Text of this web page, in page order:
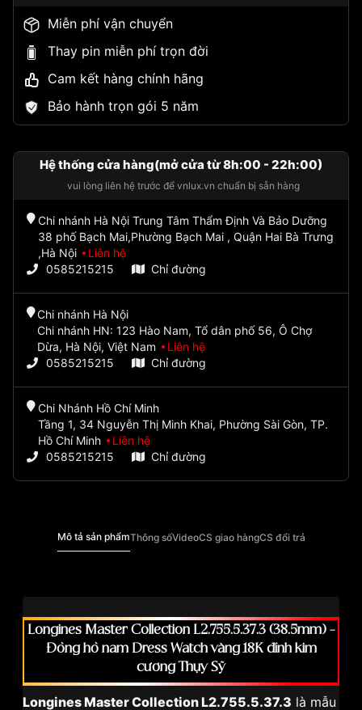
Miễn phí vận chuyển
Thay pin miễn phí trọn đời
Cam kết hàng chính hãng
Bảo hành trọn gói 5 năm
Hệ thống cửa hàng(mở cửa từ 8h:00 - 22h:00)
vui lòng liên hệ trước để vnlux.vn chuẩn bị sẵn hàng
Chi nhánh Hà Nội Trung Tâm Thẩm Định Và Bảo Dưỡng
38 phố Bạch Mai,Phường Bạch Mai , Quận Hai Bà Trưng
,Hà Nội
Liên hệ
0585215215
Chỉ đường
Chi nhánh Hà Nội
Chi nhánh HN: 123 Hào Nam, Tổ dân phố 56, Ô Chợ
Dừa, Hà Nội, Việt Nam
Liên hệ
0585215215
Chỉ đường
Chi Nhánh Hồ Chí Minh
Tầng 1, 34 Nguyễn Thị Minh Khai, Phường Sài Gòn, TP.
Hồ Chí Minh
Liên hệ
0585215215
Chỉ đường
Mô tả sản phẩmThông sốVideoCS giao hàngCS đổi trả
Longines Master Collection L2.755.5.37.3 (38.5mm) –
Đồng hồ nam Dress Watch vàng 18K đính kim
cương Thụy Sỹ
Longines Master Collection L2.755.5.37.3 là mẫu